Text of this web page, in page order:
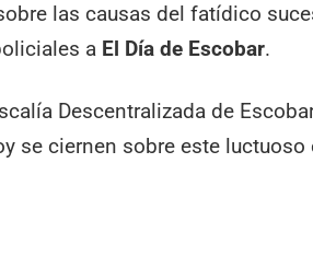
las causas del fatídico
a El Día de Escobar.
Descentralizada de
se ciernen sobre este luctuoso